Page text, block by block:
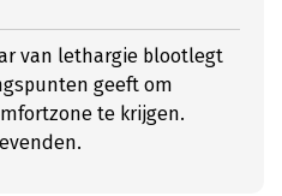
van lethargie blootlegt
geeft om
te krijgen.